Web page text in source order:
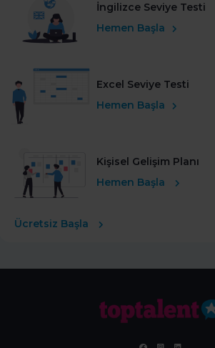
İngilizce Seviye Testi
Hemen Başla
Excel Seviye Testi
Hemen Başla
Kişisel Gelişim Planı
Hemen Başla
Ücretsiz Başla